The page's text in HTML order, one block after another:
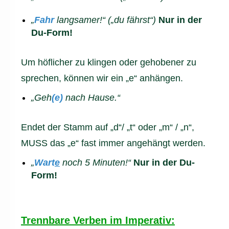
„Fahrlangsamer!“ („du fährst“) Nur in der
Du-Form!
Um höflicher zu klingen oder gehobener zu
sprechen, können wir ein „e“ anhängen.
„Geh(e) nach Hause.“
Endet der Stamm auf „d“/ „t“ oder „m“ / „n“,
MUSS das „e“ fast immer angehängt werden.
„Warte noch 5 Minuten!“ Nur in der Du-
Form!
Trennbare Verben im Imperativ: